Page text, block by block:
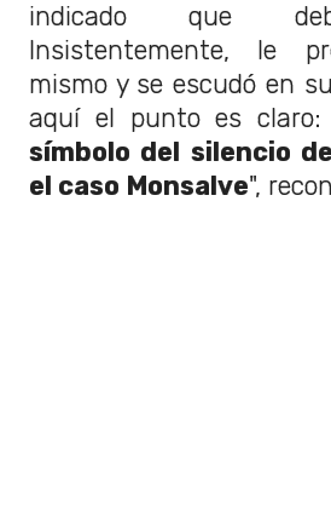
indicado que
Insistentemente, le
mismo y se escudó en
aquí el punto es claro:
símbolo del silencio
el caso Monsalve",